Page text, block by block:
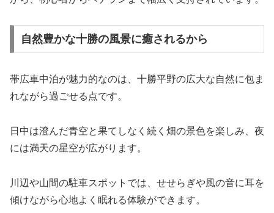
自然豊かな十勝の風景に癒されるから
帯広車中泊が魅力的なのは、十勝平野の広大な自然に包ま
れながら過ごせる点です。
日中は澄んだ青空と果てしなく続く畑の景色を楽しみ、夜
には満天の星空が広がります。
川辺や山間の駐車スポットでは、せせらぎや風の音に耳を
傾けながら心地よく眠れる体験ができます。